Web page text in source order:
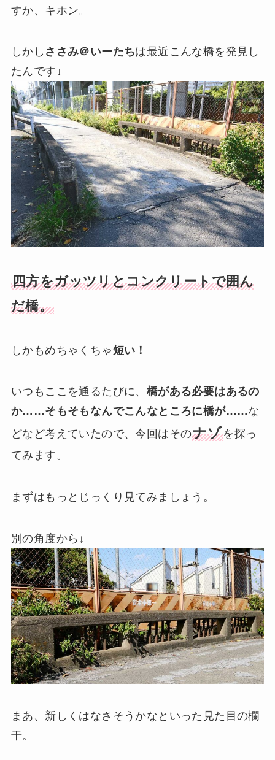
すか、キホン。
しかし ささみ＠いーたちは最近こんな橋を発見し
たんです↓
四方をガッツリとコンクリートで囲ん
だ橋。
しかもめちゃくちゃ短い！
いつもここを通るたびに、 橋がある必要はあるの
か……そもそもなんでこんなところに橋が……な
どなど考えていたので、今回はそのナゾを探っ
てみます。
まずはもっとじっくり見てみましょう。
別の角度から↓
まあ、新しくはなさそうかなといった見た目の欄
干。